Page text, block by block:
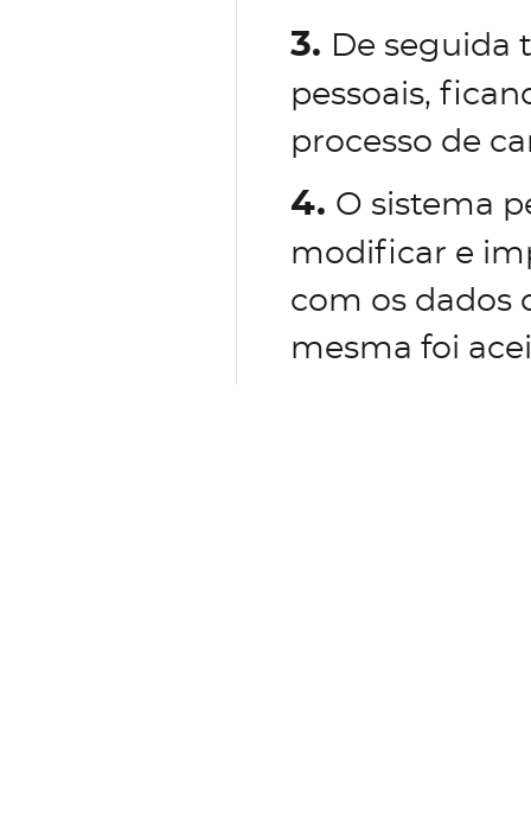
3. De seguida
pessoais,
processo de
4. O sistema
modificar e
com os dados
mesma foi